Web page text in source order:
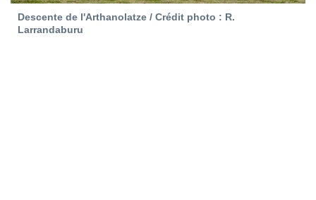
Descente de l'Arthanolatze / Crédit photo : R.
Larrandaburu